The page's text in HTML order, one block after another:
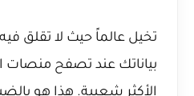
تخيل عالماً حيث لا تقلق
بياناتك عند تصفح منصات